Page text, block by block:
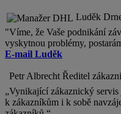
Luděk
"Víme, že Vaše podnikání
vyskytnou problémy,
E-mail Luděk
Petr Albrecht Ředitel
„Vynikající zákaznický
k zákazníkům i k sobě